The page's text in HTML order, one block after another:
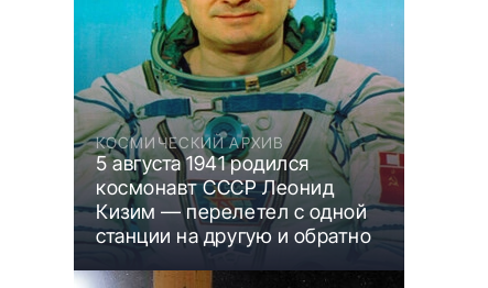
КОСМИЧЕСКИЙ АРХИВ
5 августа 1941 родился
космонавт СССР Леонид
Кизим — перелетел с одной
станции на другую и обратно